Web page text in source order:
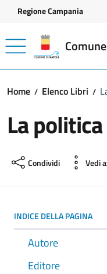
Vai ai contenuti
Vai al footer
Regione Campania
Home Elenco Libri
La
Condividi Vedi
INDICE DELLA PAGINA
Autore
Editore